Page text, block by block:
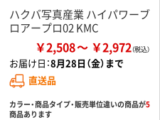
ハクバ写真産業 ハイパワーブ
ロアープロ02 KMC
￥2,508 ￥2,972
お届け日：8月28日（金）まで
直送品
カラー・商品タイプ・販売単位違いの商品が5
商品あります